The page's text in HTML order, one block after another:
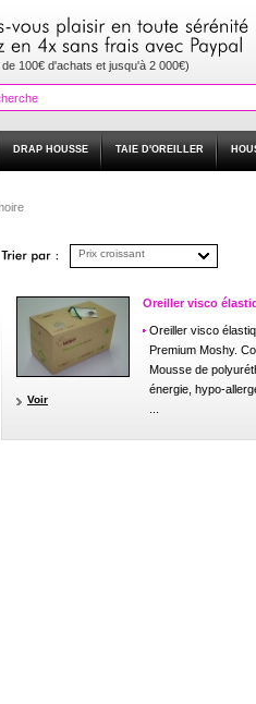
100€ d'achats et jusqu'à 2 000€)
DRAP HOUSSE TAIE D'OREILLER
Prix croissant
Voir
Oreiller visco
Oreiller visco
Premium Moshy.
Mousse de
énergie, hypo-